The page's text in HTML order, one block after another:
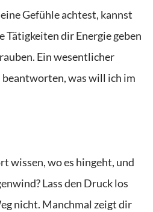
Gefühle achtest, kannst
Tätigkeiten dir Energie geben
Ein wesentlicher
beantworten, was will ich im
wissen, wo es hingeht, und
Lass den Druck los
nicht. Manchmal zeigt dir